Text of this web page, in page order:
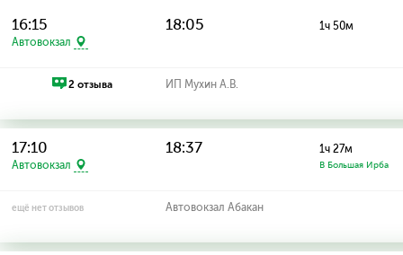
16:15
Автовокзал
18:05 1ч 50м
2 отзыва ИП Мухин А.В.
17:10
Автовокзал
18:37 1ч 27м
В Большая Ирба
ещё нет отзывов Автовокзал Абакан